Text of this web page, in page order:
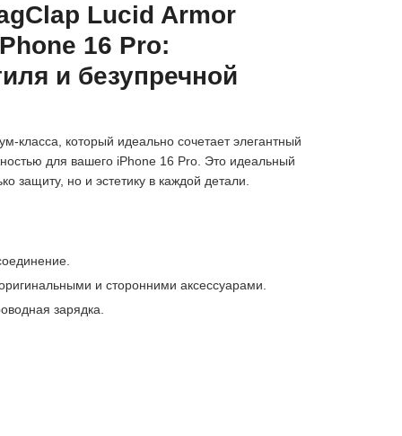
Lucid Armor
16 Pro:
и безупречной
класса, который идеально сочетает элегантный
для вашего iPhone 16 Pro. Это идеальный
защиту, но и эстетику в каждой детали.
и сторонними аксессуарами.
зарядка.